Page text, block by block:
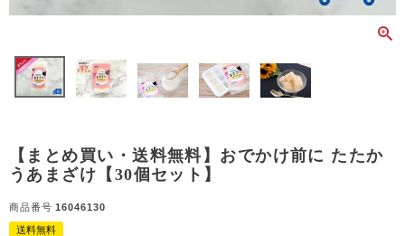
【まとめ買い・送料無料】おでかけ前に たたか
うあまざけ【30個セット】
商品番号 16046130
送料無料